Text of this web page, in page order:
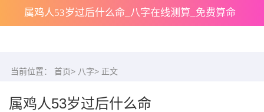
属鸡人53岁过后什么命_八字在线测算_免费算命
当前位置： 首页> 八字> 正文
属鸡人53岁过后什么命